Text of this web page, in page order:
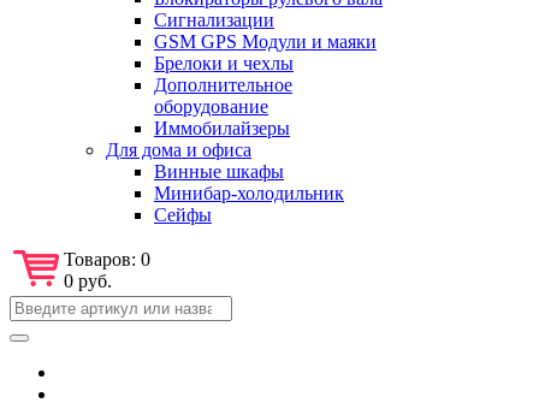
Сигнализации
GSM GPS Модули и маяки
Брелоки и чехлы
Дополнительное
оборудование
Иммобилайзеры
Для дома и офиса
Винные шкафы
Минибар-холодильник
Сейфы
Товаров: 0
0 руб.